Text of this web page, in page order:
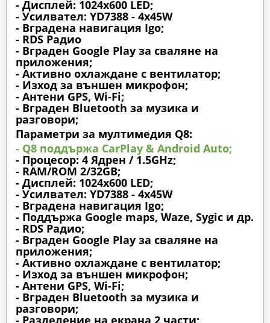
- Дисплей: 1024х600 LED;
- Усилвател: YD7388 - 4x45W
- Вградена навигация Igo;
- RDS Радио
- Вграден Google Play за сваляне на
приложения;
- Активно охлаждане с вентилатор;
- Изход за външен микрофон;
- Антени GPS, Wi-Fi;
- Вграден Bluetooth за музика и
разговори;
Параметри за мултимедия Q8:
- Q8 поддържа CarPlay & Android Auto;
- Процесор: 4 Ядрен / 1.5GHz;
- RAM/ROM 2/32GB;
- Дисплей: 1024х600 LED;
- Усилвател: YD7388 - 4x45W
- Вградена навигация Igo;
- Поддържа Google maps, Waze, Sygic и др.
- RDS Радио;
- Вграден Google Play за сваляне на
приложения;
- Активно охлаждане с вентилатор;
- Изход за външен микрофон;
- Антени GPS, Wi-Fi;
- Вграден Bluetooth за музика и
разговори;